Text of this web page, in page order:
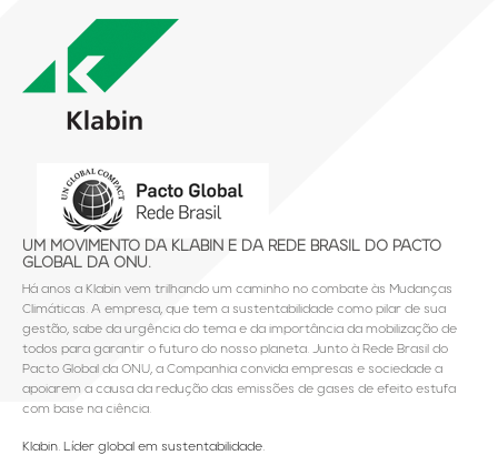
UM MOVIMENTO DA KLABIN E DA REDE BRASIL DO PACTO
GLOBAL DA ONU.
Há anos a Klabin vem trilhando um caminho no combate às Mudanças
Climáticas. A empresa, que tem a sustentabilidade como pilar de sua
gestão, sabe da urgência do tema e da importância da mobilização de
todos para garantir o futuro do nosso planeta. Junto à Rede Brasil do
Pacto Global da ONU, a Companhia convida empresas e sociedade a
apoiarem a causa da redução das emissões de gases de efeito estufa
com base na ciência.
Klabin. Líder global em sustentabilidade.